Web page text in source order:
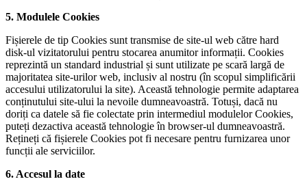
5. Modulele Cookies
Fișierele de tip Cookies sunt transmise de site-ul web către hard
disk-ul vizitatorului pentru stocarea anumitor informații. Cookies
reprezintă un standard industrial și sunt utilizate pe scară largă de
majoritatea site-urilor web, inclusiv al nostru (în scopul simplificării
accesului utilizatorului la site). Această tehnologie permite adaptarea
conținutului site-ului la nevoile dumneavoastră. Totuși, dacă nu
doriți ca datele să fie colectate prin intermediul modulelor Cookies,
puteți dezactiva această tehnologie în browser-ul dumneavoastră.
Rețineți că fișierele Cookies pot fi necesare pentru furnizarea unor
funcții ale serviciilor.
6. Accesul la date